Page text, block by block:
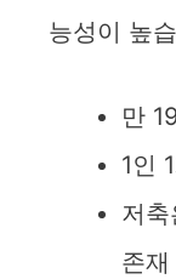
능성이 높
만
1인
저
존재